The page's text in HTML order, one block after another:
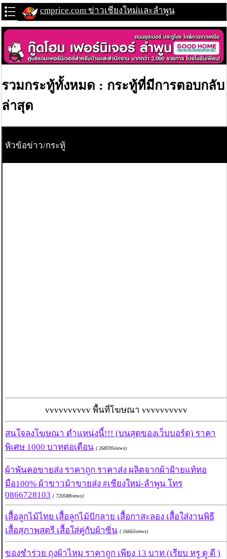
cmprice.com ข่าวเชียงใหม่และลำพูน
รวมกระทู้ทั้งหมด : กระทู้ที่มีการตอบกลับ
ล่าสุด
หัวข้อข่าว/กระทู้
vvvvvvvvvv พื้นที่โฆษณา vvvvvvvvvv
สนใจลงโฆษณา ตำแหน่งนี้!!! (บนสุดของเว็บบอร์ด) ราคา
พิเศษ 1000 บาทต่อเดือน ( 268595views)
ผ้าพันคอขายส่ง ราคาถูก ราคาส่ง ผลิตจากผ้าฝ้ายแท้ทอ
มือ100% ผ้าขาวม้าขายส่ง #เชียงใหม่-ลำพูน โทร
0866728103 ( 720588views)
เสื้อลูกไม้ไทย เสื้อลูกไม้ปักลาย เสื้อกาสะลอง เสื้อใส่งานพิธี
เสื้อสุภาพสตรี เสื้อใส่คู่กับผ้าซิ่น ( 16665views)
ของชำร่วย ถุงผ้าไหม ราคาถูก เพียง 13 บาท (เรียบ หรู ดู ดี )